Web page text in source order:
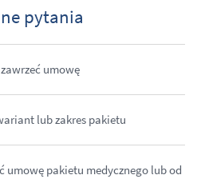
pytania
umowę
lub zakres pakietu
umowę pakietu medycznego lub od